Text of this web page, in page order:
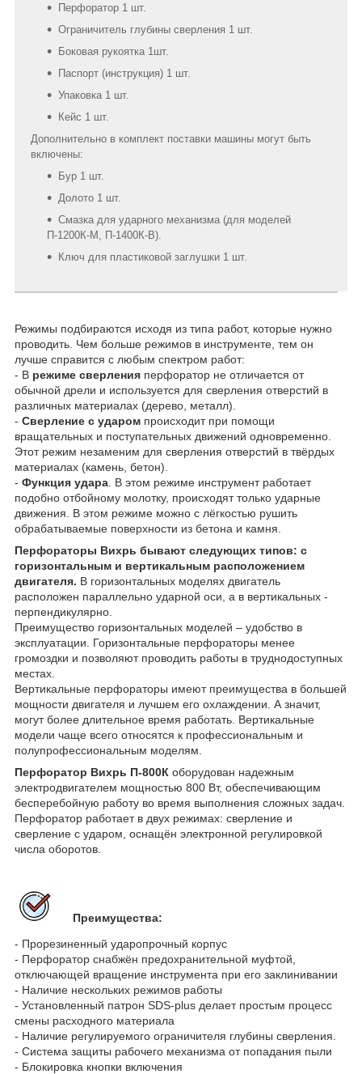
Перфоратор 1 шт.
Ограничитель глубины сверления 1 шт.
Боковая рукоятка 1шт.
Паспорт (инструкция) 1 шт.
Упаковка 1 шт.
Кейс 1 шт.
Дополнительно в комплект поставки машины могут быть
включены:
Бур 1 шт.
Долото 1 шт.
Смазка для ударного механизма (для моделей
П-1200К-М, П-1400К-В).
Ключ для пластиковой заглушки 1 шт.
Режимы подбираются исходя из типа работ, которые нужно
проводить. Чем больше режимов в инструменте, тем он
лучше справится с любым спектром работ:
- В режиме сверления перфоратор не отличается от
обычной дрели и используется для сверления отверстий в
различных материалах (дерево, металл).
- Сверление с ударом происходит при помощи
вращательных и поступательных движений одновременно.
Этот режим незаменим для сверления отверстий в твёрдых
материалах (камень, бетон).
- Функция удара . В этом режиме инструмент работает
подобно отбойному молотку, происходят только ударные
движения. В этом режиме можно с лёгкостью рушить
обрабатываемые поверхности из бетона и камня.
Перфораторы Вихрь бывают следующих типов: с
горизонтальным и вертикальным расположением
двигателя. В горизонтальных моделях двигатель
расположен параллельно ударной оси, а в вертикальных -
перпендикулярно.
Преимущество горизонтальных моделей – удобство в
эксплуатации. Горизонтальные перфораторы менее
громоздки и позволяют проводить работы в труднодоступных
местах.
Вертикальные перфораторы имеют преимущества в большей
мощности двигателя и лучшем его охлаждении. А значит,
могут более длительное время работать. Вертикальные
модели чаще всего относятся к профессиональным и
полупрофессиональным моделям.
Перфоратор Вихрь П-800К оборудован надежным
электродвигателем мощностью 800 Вт, обеспечивающим
бесперебойную работу во время выполнения сложных задач.
Перфоратор работает в двух режимах: сверление и
сверление с ударом, оснащён электронной регулировкой
числа оборотов.
Преимущества:
- Прорезиненный ударопрочный корпус
- Перфоратор снабжён предохранительной муфтой,
отключающей вращение инструмента при его заклинивании
- Наличие нескольких режимов работы
- Установленный патрон SDS-plus делает простым процесс
смены расходного материала
- Наличие регулируемого ограничителя глубины сверления.
- Система защиты рабочего механизма от попадания пыли
- Блокировка кнопки включения